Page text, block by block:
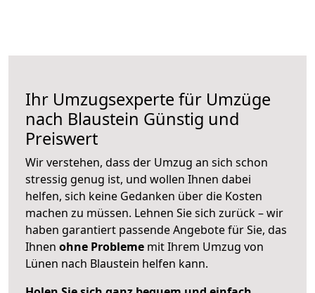
Ihr Umzugsexperte für Umzüge
nach Blaustein Günstig und
Preiswert
Wir verstehen, dass der Umzug an sich schon
stressig genug ist, und wollen Ihnen dabei
helfen, sich keine Gedanken über die Kosten
machen zu müssen. Lehnen Sie sich zurück – wir
haben garantiert passende Angebote für Sie, das
Ihnen ohne Probleme mit Ihrem Umzug von
Lünen nach Blaustein helfen kann.